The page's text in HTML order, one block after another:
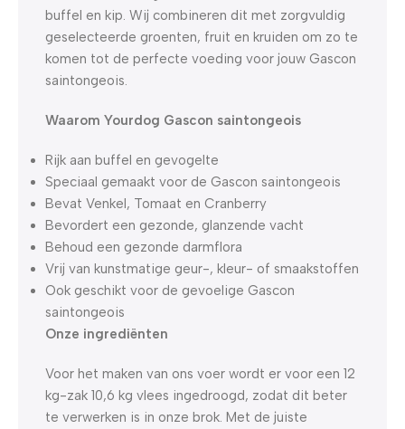
buffel en kip. Wij combineren dit met zorgvuldig
geselecteerde groenten, fruit en kruiden om zo te
komen tot de perfecte voeding voor jouw Gascon
saintongeois.
Waarom Yourdog Gascon saintongeois
Rijk aan buffel en gevogelte
Speciaal gemaakt voor de Gascon saintongeois
Bevat Venkel, Tomaat en Cranberry
Bevordert een gezonde, glanzende vacht
Behoud een gezonde darmflora
Vrij van kunstmatige geur-, kleur- of smaakstoffen
Ook geschikt voor de gevoelige Gascon
saintongeois
Onze ingrediënten
Voor het maken van ons voer wordt er voor een 12
kg-zak 10,6 kg vlees ingedroogd, zodat dit beter
te verwerken is in onze brok. Met de juiste